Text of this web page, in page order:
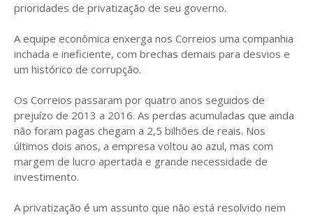
prioridades de privatização de seu governo.
A equipe econômica enxerga nos Correios uma companhia
inchada e ineficiente, com brechas demais para desvios e
um histórico de corrupção.
Os Correios passaram por quatro anos seguidos de
prejuízo de 2013 a 2016. As perdas acumuladas que ainda
não foram pagas chegam a 2,5 bilhões de reais. Nos
últimos dois anos, a empresa voltou ao azul, mas com
margem de lucro apertada e grande necessidade de
investimento.
A privatização é um assunto que não está resolvido nem